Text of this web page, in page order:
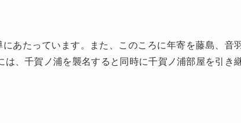
あたっています。また、このころに年寄を藤島、音
、千賀ノ浦を襲名すると同時に千賀ノ浦部屋を引き